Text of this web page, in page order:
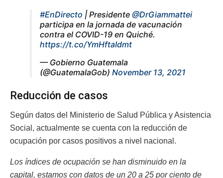
#EnDirecto | Presidente @DrGiammattei
participa en la jornada de vacunación
contra el COVID-19 en Quiché.
https://t.co/YmHftaIdmt
— Gobierno Guatemala
(@GuatemalaGob) November 13, 2021
Reducción de casos
Según datos del Ministerio de Salud Pública y Asistencia
Social, actualmente se cuenta con la reducción de
ocupación por casos positivos a nivel nacional.
Los índices de ocupación se han disminuido en la
capital, estamos con datos de un 20 a 25 por ciento de